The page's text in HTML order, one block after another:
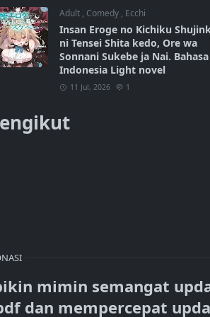
Adult , Comedy , Ecchi
Insan Eroge no Kichiku
ni Tensei Shita kedo, Ore wa
Sonnani Sukebe ja Nai. Bahasa
Indonesia Light novel
11 Jul, 2026 1
mimin semangat
dan mempercepat